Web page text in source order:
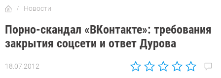
Новости
Порно-скандал «ВКонтакте»: требования
закрытия соцсети и ответ Дурова
18.07.2012
Автор: